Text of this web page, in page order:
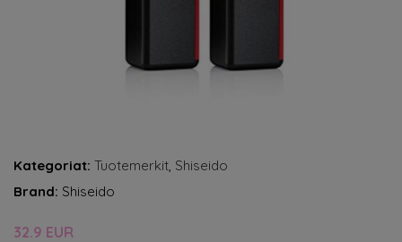
Kategoriat: Tuotemerkit, Shiseido
Brand: Shiseido
32.9 EUR